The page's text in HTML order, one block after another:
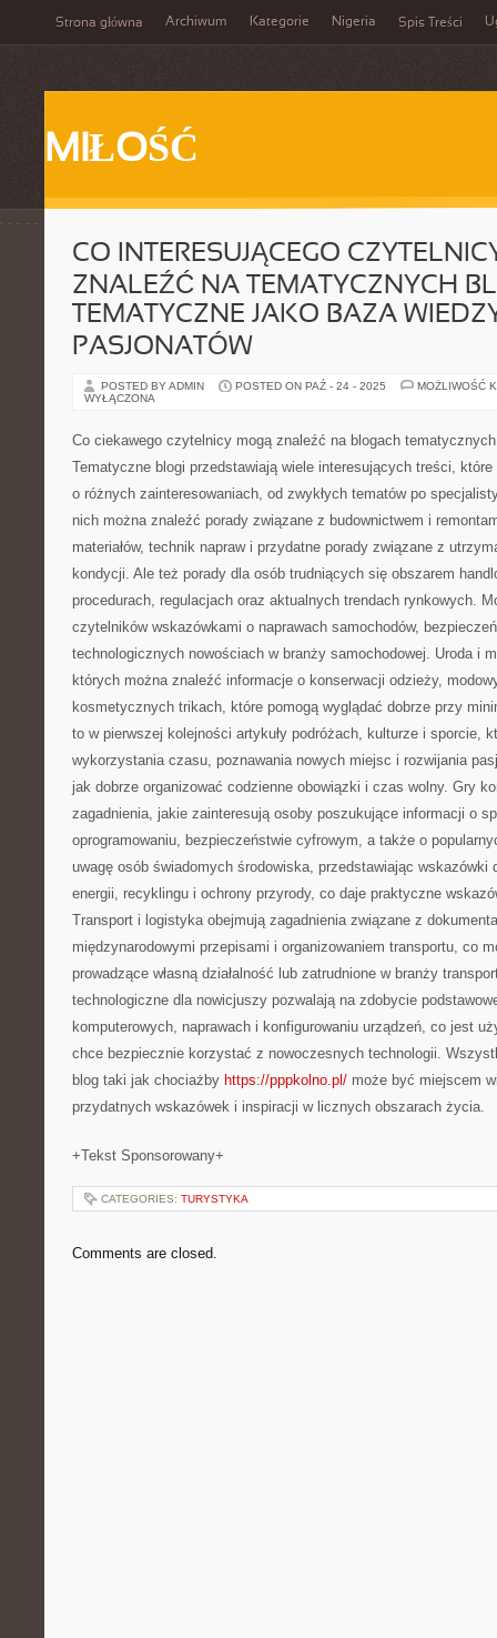
Strona główna Archiwum Kategorie Nigeria Spis Treści
MIŁOŚĆ
CO INTERESUJĄCEGO
ZNALEŹĆ NA TEMATYCZNYCH
TEMATYCZNE JAKO BAZA
PASJONATÓW
POSTED BY ADMIN POSTED ON PAŹ - 24 - 2025
MOŻLIWOŚĆ
WYŁĄCZONA
Co ciekawego czytelnicy mogą znaleźć na blogach tematycznych
Tematyczne blogi przedstawiają wiele interesujących treści,
o różnych zainteresowaniach, od zwykłych tematów po
nich można znaleźć porady związane z budownictwem i
materiałów, technik napraw i przydatne porady związane z
kondycji. Ale też porady dla osób trudniących się obszarem
procedurach, regulacjach oraz aktualnych trendach rynkowych.
czytelników wskazówkami o naprawach samochodów,
technologicznych nowościach w branży samochodowej. Uroda i
których można znaleźć informacje o konserwacji odzieży,
kosmetycznych trikach, które pomogą wyglądać dobrze przy
to w pierwszej kolejności artykuły podróżach, kulturze i sporcie,
wykorzystania czasu, poznawania nowych miejsc i rozwijania
jak dobrze organizować codzienne obowiązki i czas wolny. Gry
zagadnienia, jakie zainteresują osoby poszukujące informacji o
oprogramowaniu, bezpieczeństwie cyfrowym, a także o
uwagę osób świadomych środowiska, przedstawiając wskazówki
energii, recyklingu i ochrony przyrody, co daje praktyczne
Transport i logistyka obejmują zagadnienia związane z
międzynarodowymi przepisami i organizowaniem transportu, co
prowadzące własną działalność lub zatrudnione w branży
technologiczne dla nowicjuszy pozwalają na zdobycie
komputerowych, naprawach i konfigurowaniu urządzeń, co jest
chce bezpiecznie korzystać z nowoczesnych technologii.
blog taki jak chociażby https://pppkolno.pl/ może być miejscem
przydatnych wskazówek i inspiracji w licznych obszarach życia.
+Tekst Sponsorowany+
CATEGORIES: TURYSTYKA
Comments are closed.